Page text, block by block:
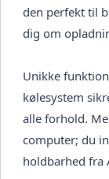
den perfekt til
dig om
Unikke
kølesystem
alle forhold.
computer; du
holdbarhed fra